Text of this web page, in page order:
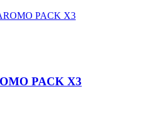
PACK X3